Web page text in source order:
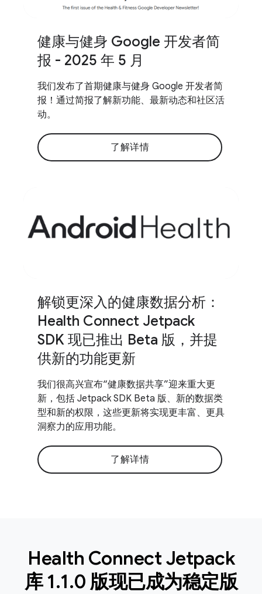
健康与健身 Google 开发者简
报 - 2025 年 5 月
我们发布了首期健康与健身 Google 开发者简
报！通过简报了解新功能、最新动态和社区活
动。
了解详情
解锁更深入的健康数据分析：
Health Connect Jetpack
SDK 现已推出 Beta 版，并提
供新的功能更新
我们很高兴宣布“健康数据共享”迎来重大更
新，包括 Jetpack SDK Beta 版、新的数据类
型和新的权限，这些更新将实现更丰富、更具
洞察力的应用功能。
了解详情
Health Connect Jetpack
库 1.1.0 版现已成为稳定版